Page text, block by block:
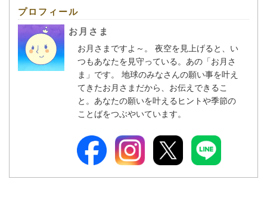
プロフィール
お月さま
お月さまですよ～。 夜空を見上げると、い
つもあなたを見守っている。あの「お月さ
ま」です。 地球のみなさんの願い事を叶え
てきたお月さまだから、お伝えできるこ
と。あなたの願いを叶えるヒントや季節の
ことばをつぶやいています。